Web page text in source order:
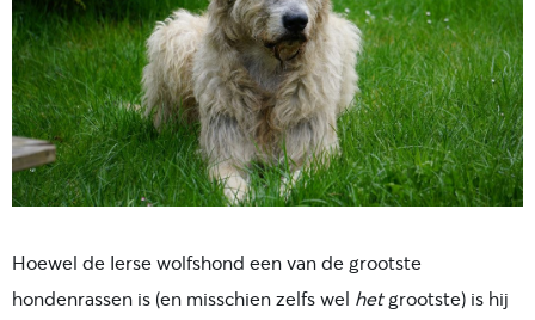
Hoewel de Ierse wolfshond een van de grootste
hondenrassen is (en misschien zelfs wel hetgrootste) is hij